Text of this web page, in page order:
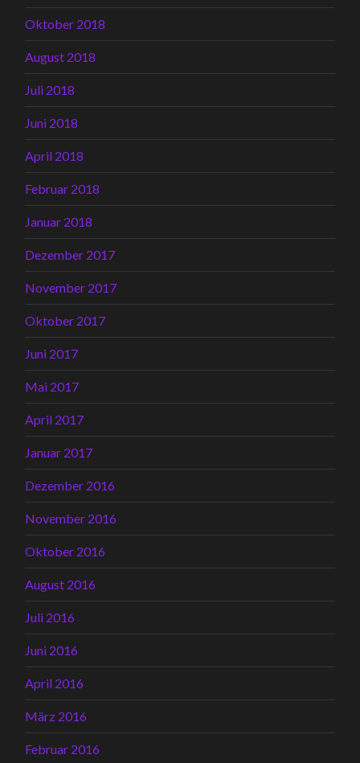
Oktober 2018
August 2018
Juli 2018
Juni 2018
April 2018
Februar 2018
Januar 2018
Dezember 2017
November 2017
Oktober 2017
Juni 2017
Mai 2017
April 2017
Januar 2017
Dezember 2016
November 2016
Oktober 2016
August 2016
Juli 2016
Juni 2016
April 2016
März 2016
Februar 2016